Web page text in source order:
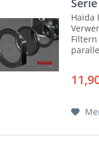
Haida
des